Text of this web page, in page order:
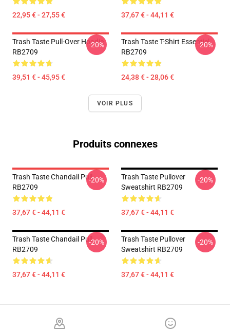
22,95 € - 27,55 € 37,67 € - 44,11 €
Trash Taste Pull-Over Hoodie
RB2709
39,51 € - 45,95 €
-20%
Trash Taste T-Shirt Essentiel
RB2709
24,38 € - 28,06 €
-20%
VOIR PLUS
Produits connexes
Trash Taste Chandail Pull
RB2709
37,67 € - 44,11 €
-20%
Trash Taste Pullover
Sweatshirt RB2709
37,67 € - 44,11 €
-20%
Trash Taste Chandail Pull
RB2709
37,67 € - 44,11 €
-20%
Trash Taste Pullover
Sweatshirt RB2709
37,67 € - 44,11 €
-20%